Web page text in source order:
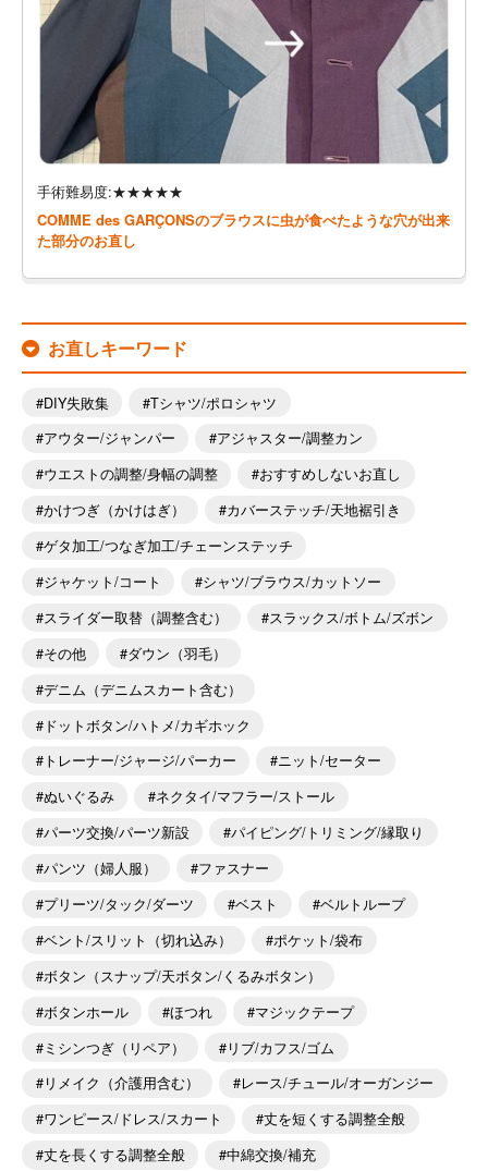
手術難易度:★★★★★
COMME des GARÇONSのブラウスに虫が食べたような穴が出来
た部分のお直し
お直しキーワード
DIY失敗集
Tシャツ/ポロシャツ
アウター/ジャンパー
アジャスター/調整カン
ウエストの調整/身幅の調整
おすすめしないお直し
かけつぎ（かけはぎ）
カバーステッチ/天地裾引き
ゲタ加工/つなぎ加工/チェーンステッチ
ジャケット/コート
シャツ/ブラウス/カットソー
スライダー取替（調整含む）
スラックス/ボトム/ズボン
その他
ダウン（羽毛）
デニム（デニムスカート含む）
ドットボタン/ハトメ/カギホック
トレーナー/ジャージ/パーカー
ニット/セーター
ぬいぐるみ
ネクタイ/マフラー/ストール
パーツ交換/パーツ新設
パイピング/トリミング/縁取り
パンツ（婦人服）
ファスナー
プリーツ/タック/ダーツ
ベスト
ベルトループ
ベント/スリット（切れ込み）
ポケット/袋布
ボタン（スナップ/天ボタン/くるみボタン）
ボタンホール
ほつれ
マジックテープ
ミシンつぎ（リペア）
リブ/カフス/ゴム
リメイク（介護用含む）
レース/チュール/オーガンジー
ワンピース/ドレス/スカート
丈を短くする調整全般
丈を長くする調整全般
中綿交換/補充